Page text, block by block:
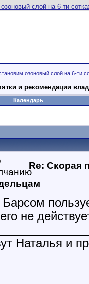
озоновый слой на 6-ти
и рекомендации
Календарь
Re: Скорая
не
Наталья и